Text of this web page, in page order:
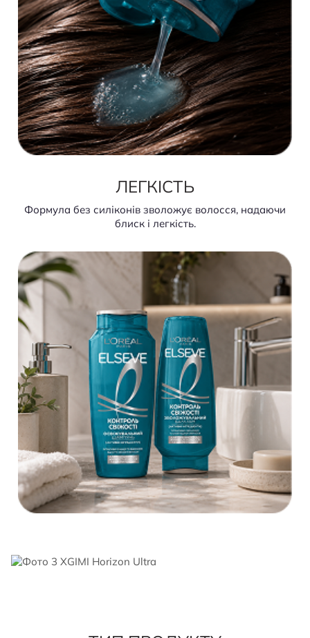
ЛЕГКІСТЬ
Формула без силіконів зволожує волосся, надаючи
блиск і легкість.